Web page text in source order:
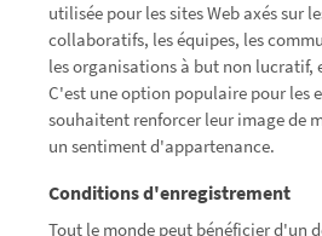
utilisée pour les sites Web axés sur
collaboratifs, les équipes, les
les organisations à but non lucratif,
C'est une option populaire pour les
souhaitent renforcer leur image de
un sentiment d'appartenance.
Conditions d'enregistrement
Tout le monde peut bénéficier d'un